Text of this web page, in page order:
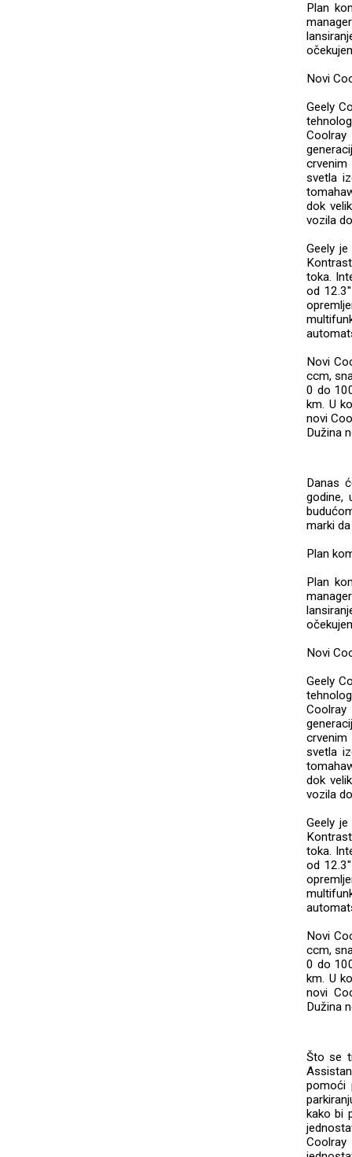
Plan
Novi
Geely
svetla
dok
vozila
Geely
toka.
od
Novi
ccm,
0 do
km. U
novi
Dužina
Danas
godine,
marki
Plan
Plan
Novi
Geely
svetla
dok
vozila
Geely
toka.
od
Novi
ccm,
0 do
km. U
novi
Dužina
Što se
pomoći
kako bi
Coolray